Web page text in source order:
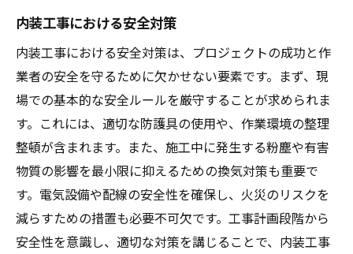
内装工事における安全対策
内装工事における安全対策は、プロジェクトの成功と作
業者の安全を守るために欠かせない要素です。まず、現
場での基本的な安全ルールを厳守することが求められま
す。これには、適切な防護具の使用や、作業環境の整理
整頓が含まれます。また、施工中に発生する粉塵や有害
物質の影響を最小限に抑えるための換気対策も重要で
す。電気設備や配線の安全性を確保し、火災のリスクを
減らすための措置も必要不可欠です。工事計画段階から
安全性を意識し、適切な対策を講じることで、内装工事